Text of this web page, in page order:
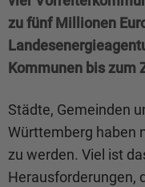
zu fünf Millionen
Kommunen bis zum
Städte, Gemeinden
Württemberg haben
zu werden. Viel ist
Herausforderungen,